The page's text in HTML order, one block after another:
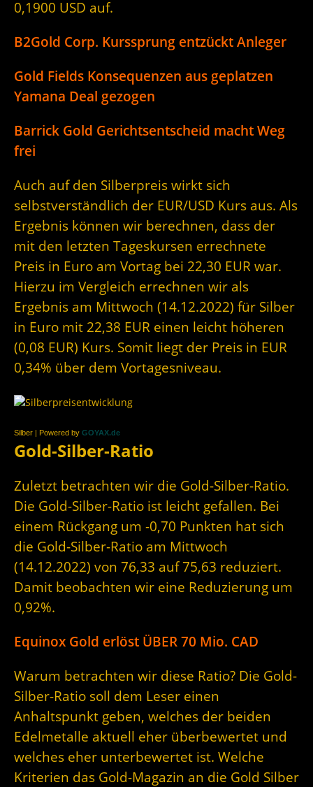
0,1900 USD auf.
B2Gold Corp. Kurssprung entzückt Anleger
Gold Fields Konsequenzen aus geplatzen
Yamana Deal gezogen
Barrick Gold Gerichtsentscheid macht Weg
frei
Auch auf den Silberpreis wirkt sich
selbstverständlich der EUR/USD Kurs aus. Als
Ergebnis können wir berechnen, dass der
mit den letzten Tageskursen errechnete
Preis in Euro am Vortag bei 22,30 EUR war.
Hierzu im Vergleich errechnen wir als
Ergebnis am Mittwoch (14.12.2022) für Silber
in Euro mit 22,38 EUR einen leicht höheren
(0,08 EUR) Kurs. Somit liegt der Preis in EUR
0,34% über dem Vortagesniveau.
Silber | Powered by GOYAX.de
Gold-Silber-Ratio
Zuletzt betrachten wir die Gold-Silber-Ratio.
Die Gold-Silber-Ratio ist leicht gefallen. Bei
einem Rückgang um -0,70 Punkten hat sich
die Gold-Silber-Ratio am Mittwoch
(14.12.2022) von 76,33 auf 75,63 reduziert.
Damit beobachten wir eine Reduzierung um
0,92%.
Equinox Gold erlöst ÜBER 70 Mio. CAD
Warum betrachten wir diese Ratio? Die Gold-
Silber-Ratio soll dem Leser einen
Anhaltspunkt geben, welches der beiden
Edelmetalle aktuell eher überbewertet und
welches eher unterbewertet ist. Welche
Kriterien das Gold-Magazin an die Gold Silber